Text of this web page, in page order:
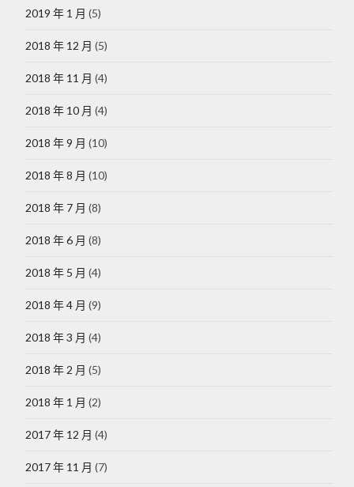
2019 年 1 月 (5)
2018 年 12 月 (5)
2018 年 11 月 (4)
2018 年 10 月 (4)
2018 年 9 月 (10)
2018 年 8 月 (10)
2018 年 7 月 (8)
2018 年 6 月 (8)
2018 年 5 月 (4)
2018 年 4 月 (9)
2018 年 3 月 (4)
2018 年 2 月 (5)
2018 年 1 月 (2)
2017 年 12 月 (4)
2017 年 11 月 (7)